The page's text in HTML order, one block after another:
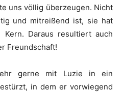
uns völlig überzeugen. Nicht
und mitreißend ist, sie hat
Daraus resultiert auch
Freundschaft!
gerne mit Luzie in ein
in dem er vorwiegend